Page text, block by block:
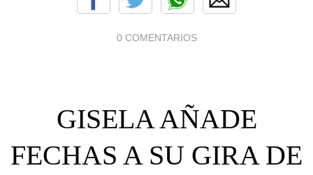
0 COMENTARIOS
GISELA AÑADE
FECHAS A SU GIRA DE